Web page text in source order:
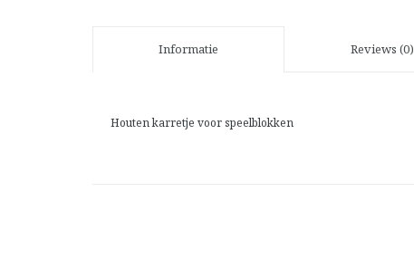
Informatie Reviews (0)
Houten karretje voor speelblokken